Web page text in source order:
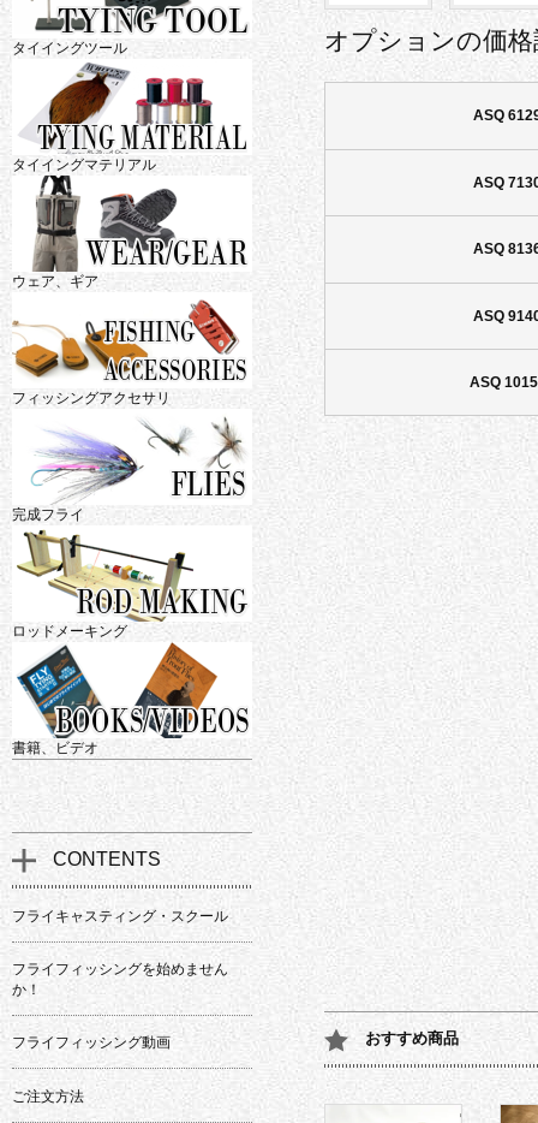
オプションの価
ASQ
ASQ
ASQ
ASQ
ASQ
おすすめ商品
タイイングツール
タイイングマテリアル
ウェア、ギア
フィッシングアクセサリ
完成フライ
ロッドメーキング
書籍、ビデオ
CONTENTS
フライキャスティング・スクール
フライフィッシングを始めません
か！
フライフィッシング動画
ご注文方法